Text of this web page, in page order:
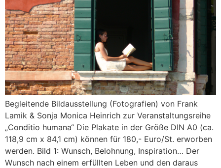
Begleitende Bildausstellung (Fotografien) von Frank
Lamik & Sonja Monica Heinrich zur Veranstaltungsreihe
„Conditio humana“ Die Plakate in der Größe DIN A0 (ca.
118,9 cm x 84,1 cm) können für 180,- Euro/St. erworben
werden. Bild 1: Wunsch, Belohnung, Inspiration… Der
Wunsch nach einem erfüllten Leben und den daraus